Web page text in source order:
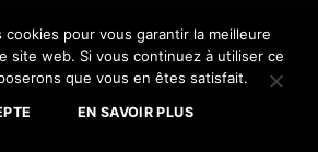
cookies pour vous garantir la meilleure
site web. Si vous continuez à utiliser ce
que vous en êtes satisfait.
EN SAVOIR PLUS